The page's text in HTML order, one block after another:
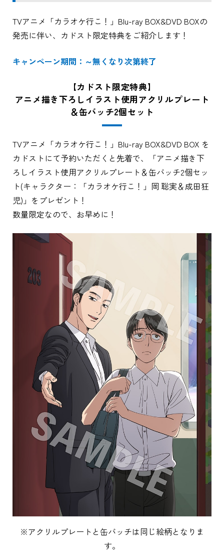
TVアニメ「カラオケ行こ！」Blu-ray BOX&DVD BOXの
発売に伴い、カドスト限定特典をご紹介します！
キャンペーン期間：～無くなり次第終了
【カドスト限定特典】
アニメ描き下ろしイラスト使用アクリルプレート
＆缶バッチ2個セット
TVアニメ「カラオケ行こ！」Blu-ray BOX&DVD BOX を
カドストにて予約いただくと先着で、「アニメ描き下
ろしイラスト使用アクリルプレート＆缶バッチ2個セッ
ト(キャラクター：「カラオケ行こ！」岡 聡実＆成田狂
児)」をプレゼント！
数量限定なので、お早めに！
※アクリルプレートと缶バッチは同じ絵柄となりま
す。